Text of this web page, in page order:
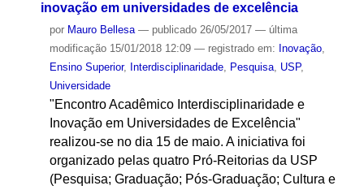
inovação em universidades de excelência
por Mauro Bellesa — publicado26/05/2017 — última
modificação15/01/2018 12:09 — registrado em: Inovação,
Ensino Superior, Interdisciplinaridade, Pesquisa, USP,
Universidade
"Encontro Acadêmico Interdisciplinaridade e
Inovação em Universidades de Excelência"
realizou-se no dia 15 de maio. A iniciativa foi
organizado pelas quatro Pró-Reitorias da USP
(Pesquisa; Graduação; Pós-Graduação; Cultura e